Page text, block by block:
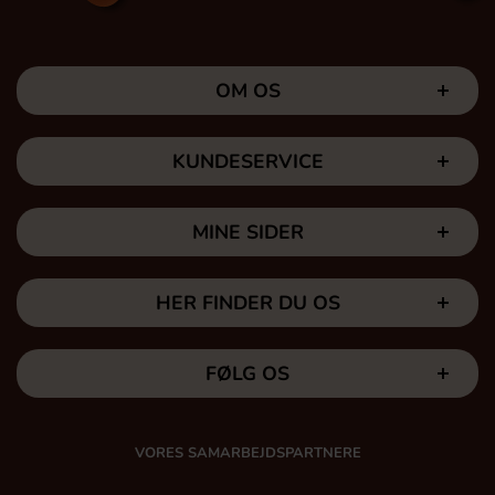
OM OS
KUNDESERVICE
MINE SIDER
HER FINDER DU OS
FØLG OS
VORES SAMARBEJDSPARTNERE